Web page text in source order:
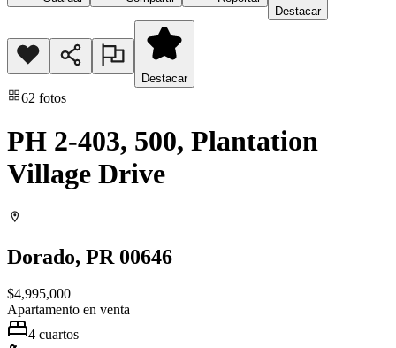
Destacar
Destacar
62 fotos
PH 2-403, 500, Plantation
Village Drive
Dorado, PR 00646
$4,995,000
Apartamento en venta
4 cuartos